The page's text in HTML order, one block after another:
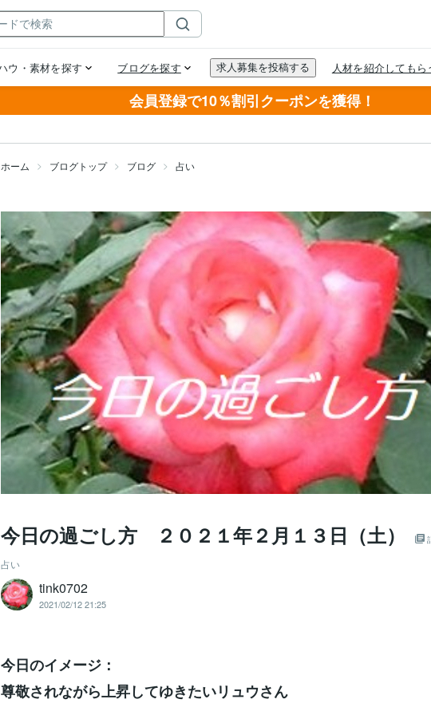
会員登録で10％割引クーポンを獲得！
ホーム ブログトップ ブログ 占い
今日の過ごし方 ２０２１年２月１３日（土）
占い
tink0702
2021/02/12 21:25
今日のイメージ：
尊敬されながら上昇してゆきたいリュウさん